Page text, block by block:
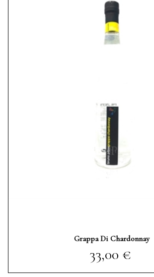
Grappa Di Chardonnay
Prezzo
33,00 €